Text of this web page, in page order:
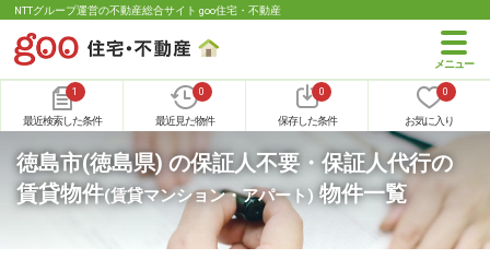
NTTグループ運営の不動産総合サイト goo住宅・不動産
1
最近検索した条件
0
最近見た物件
0
保存した条件
0
お気に入り
徳島市(徳島県) の保証人不要・保証人代行の
賃貸物件(賃貸マンション・アパート) 物件一覧